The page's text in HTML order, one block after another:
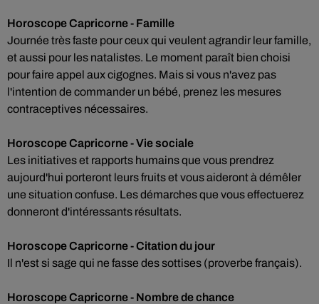
Horoscope Capricorne - Famille
Journée très faste pour ceux qui veulent agrandir leur famille,
et aussi pour les natalistes. Le moment paraît bien choisi
pour faire appel aux cigognes. Mais si vous n'avez pas
l'intention de commander un bébé, prenez les mesures
contraceptives nécessaires.
Horoscope Capricorne - Vie sociale
Les initiatives et rapports humains que vous prendrez
aujourd'hui porteront leurs fruits et vous aideront à démêler
une situation confuse. Les démarches que vous effectuerez
donneront d'intéressants résultats.
Horoscope Capricorne - Citation du jour
Il n'est si sage qui ne fasse des sottises (proverbe français).
Horoscope Capricorne - Nombre de chance